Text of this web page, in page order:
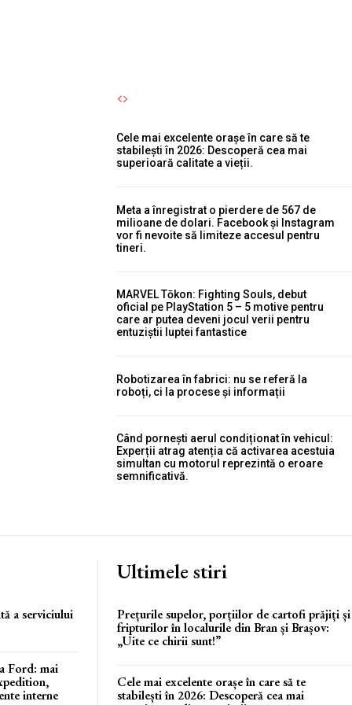
Cele mai excelente orașe în care să te
stabilești în 2026: Descoperă cea mai
superioară calitate a vieții.
Meta a înregistrat o pierdere de 567 de
milioane de dolari. Facebook și Instagram
vor fi nevoite să limiteze accesul pentru
tineri.
MARVEL Tōkon: Fighting Souls, debut
oficial pe PlayStation 5 – 5 motive pentru
care ar putea deveni jocul verii pentru
entuziștii luptei fantastice
Robotizarea în fabrici: nu se referă la
roboți, ci la procese și informații
Când pornești aerul condiționat în vehicul:
Experții atrag atenția că activarea acestuia
simultan cu motorul reprezintă o eroare
semnificativă.
a serviciului
Ford: mai
interne
Ultimele stiri
Prețurile supelor, porțiilor de cartofi prăjiți și
fripturilor în localurile din Bran și Brașov:
„Uite ce chirii sunt!”
Cele mai excelente orașe în care să te
stabilești în 2026: Descoperă cea mai